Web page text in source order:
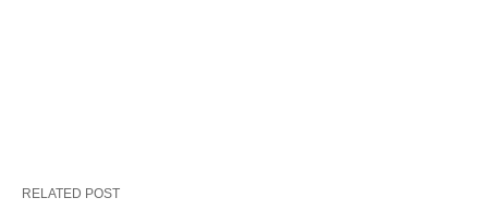
RELATED POST